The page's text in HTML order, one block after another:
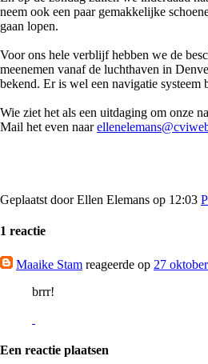
neem ook een paar gemakkelijke
gaan lopen.
Voor ons hele verblijf hebben we de
meenemen vanaf de luchthaven in
bekend. Er is wel een navigatie systeem
Wie ziet het als een uitdaging om onze
Mail het even naar
Geplaatst door Ellen Elemans op 12:03
1 reactie
Maaike Stam reageerde op 27
brrr!
Een reactie plaatsen